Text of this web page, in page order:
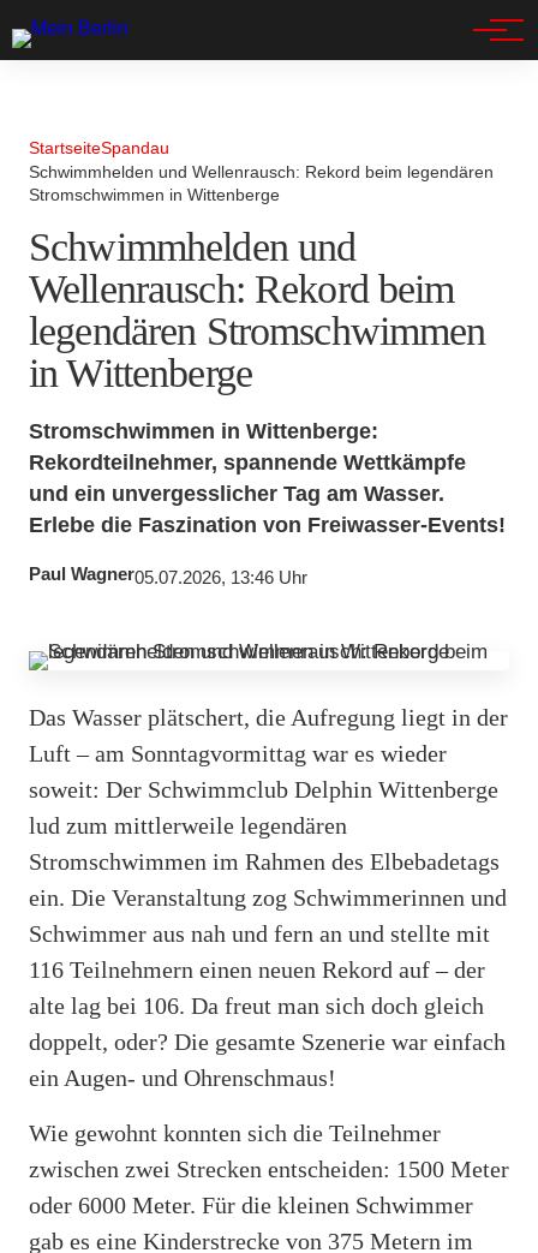
StartseiteSpandau
Schwimmhelden und Wellenrausch: Rekord beim legendären
Stromschwimmen in Wittenberge
Schwimmhelden und
Wellenrausch: Rekord beim
legendären Stromschwimmen
in Wittenberge
Stromschwimmen in Wittenberge:
Rekordteilnehmer, spannende Wettkämpfe
und ein unvergesslicher Tag am Wasser.
Erlebe die Faszination von Freiwasser-Events!
Paul Wagner05.07.2026, 13:46 Uhr
Das Wasser plätschert, die Aufregung liegt in der
Luft – am Sonntagvormittag war es wieder
soweit: Der Schwimmclub Delphin Wittenberge
lud zum mittlerweile legendären
Stromschwimmen im Rahmen des Elbebadetags
ein. Die Veranstaltung zog Schwimmerinnen und
Schwimmer aus nah und fern an und stellte mit
116 Teilnehmern einen neuen Rekord auf – der
alte lag bei 106. Da freut man sich doch gleich
doppelt, oder? Die gesamte Szenerie war einfach
ein Augen- und Ohrenschmaus!
Wie gewohnt konnten sich die Teilnehmer
zwischen zwei Strecken entscheiden: 1500 Meter
oder 6000 Meter. Für die kleinen Schwimmer
gab es eine Kinderstrecke von 375 Metern im